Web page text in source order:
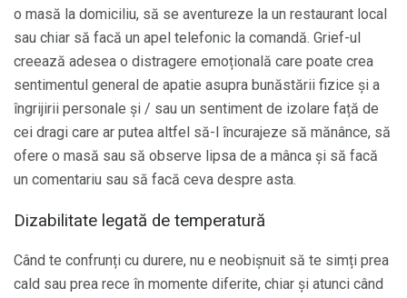
o masă la domiciliu, să se aventureze la un restaurant local
sau chiar să facă un apel telefonic la comandă. Grief-ul
creează adesea o distragere emoțională care poate crea
sentimentul general de apatie asupra bunăstării fizice și a
îngrijirii personale și / sau un sentiment de izolare față de
cei dragi care ar putea altfel să-l încurajeze să mănânce, să
ofere o masă sau să observe lipsa de a mânca și să facă
un comentariu sau să facă ceva despre asta.
Dizabilitate legată de temperatură
Când te confrunți cu durere, nu e neobișnuit să te simți prea
cald sau prea rece în momente diferite, chiar și atunci când